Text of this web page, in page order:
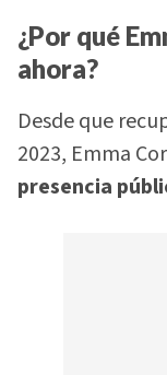
¿Por qué
ahora?
Desde que
2023, Emma
presencia